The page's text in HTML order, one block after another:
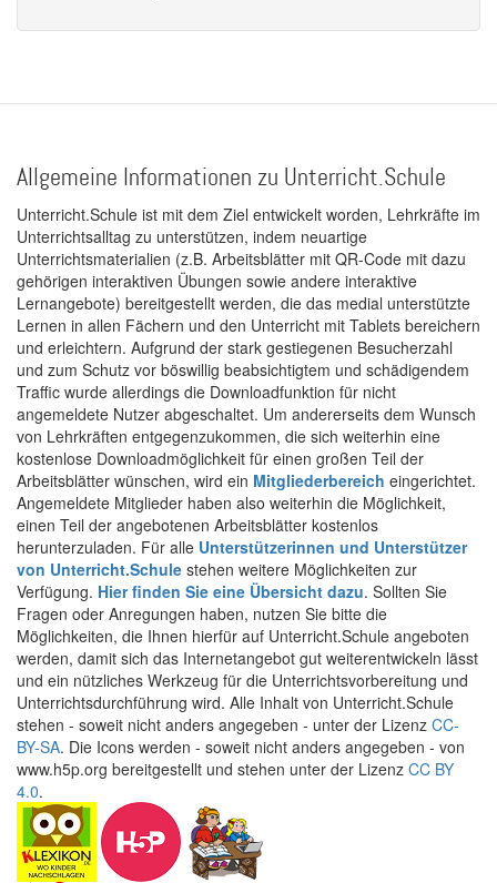
Allgemeine Informationen zu Unterricht.Schule
Unterricht.Schule ist mit dem Ziel entwickelt worden, Lehrkräfte im
Unterrichtsalltag zu unterstützen, indem neuartige
Unterrichtsmaterialien (z.B. Arbeitsblätter mit QR-Code mit dazu
gehörigen interaktiven Übungen sowie andere interaktive
Lernangebote) bereitgestellt werden, die das medial unterstützte
Lernen in allen Fächern und den Unterricht mit Tablets bereichern
und erleichtern. Aufgrund der stark gestiegenen Besucherzahl
und zum Schutz vor böswillig beabsichtigtem und schädigendem
Traffic wurde allerdings die Downloadfunktion für nicht
angemeldete Nutzer abgeschaltet. Um andererseits dem Wunsch
von Lehrkräften entgegenzukommen, die sich weiterhin eine
kostenlose Downloadmöglichkeit für einen großen Teil der
Arbeitsblätter wünschen, wird ein Mitgliederbereich eingerichtet.
Angemeldete Mitglieder haben also weiterhin die Möglichkeit,
einen Teil der angebotenen Arbeitsblätter kostenlos
herunterzuladen. Für alle Unterstützerinnen und Unterstützer
von Unterricht.Schule stehen weitere Möglichkeiten zur
Verfügung. Hier finden Sie eine Übersicht dazu. Sollten Sie
Fragen oder Anregungen haben, nutzen Sie bitte die
Möglichkeiten, die Ihnen hierfür auf Unterricht.Schule angeboten
werden, damit sich das Internetangebot gut weiterentwickeln lässt
und ein nützliches Werkzeug für die Unterrichtsvorbereitung und
Unterrichtsdurchführung wird. Alle Inhalt von Unterricht.Schule
stehen - soweit nicht anders angegeben - unter der Lizenz CC-
BY-SA. Die Icons werden - soweit nicht anders angegeben - von
www.h5p.org bereitgestellt und stehen unter der Lizenz CC BY
4.0.